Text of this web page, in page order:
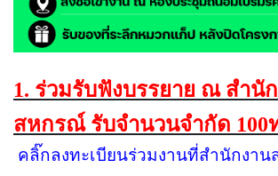
1. ร่วมรับฟังบรรยาย ณ สำนั
สหกรณ์ รับจำนวนจำกัด 100
คลิ๊กลงทะเบียนร่วมงานที่สำนักงา